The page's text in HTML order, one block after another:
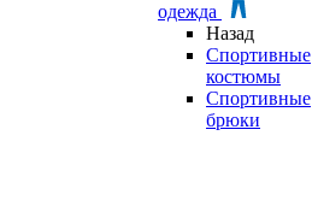
одежда
Назад
Спортивные
костюмы
Спортивные
брюки